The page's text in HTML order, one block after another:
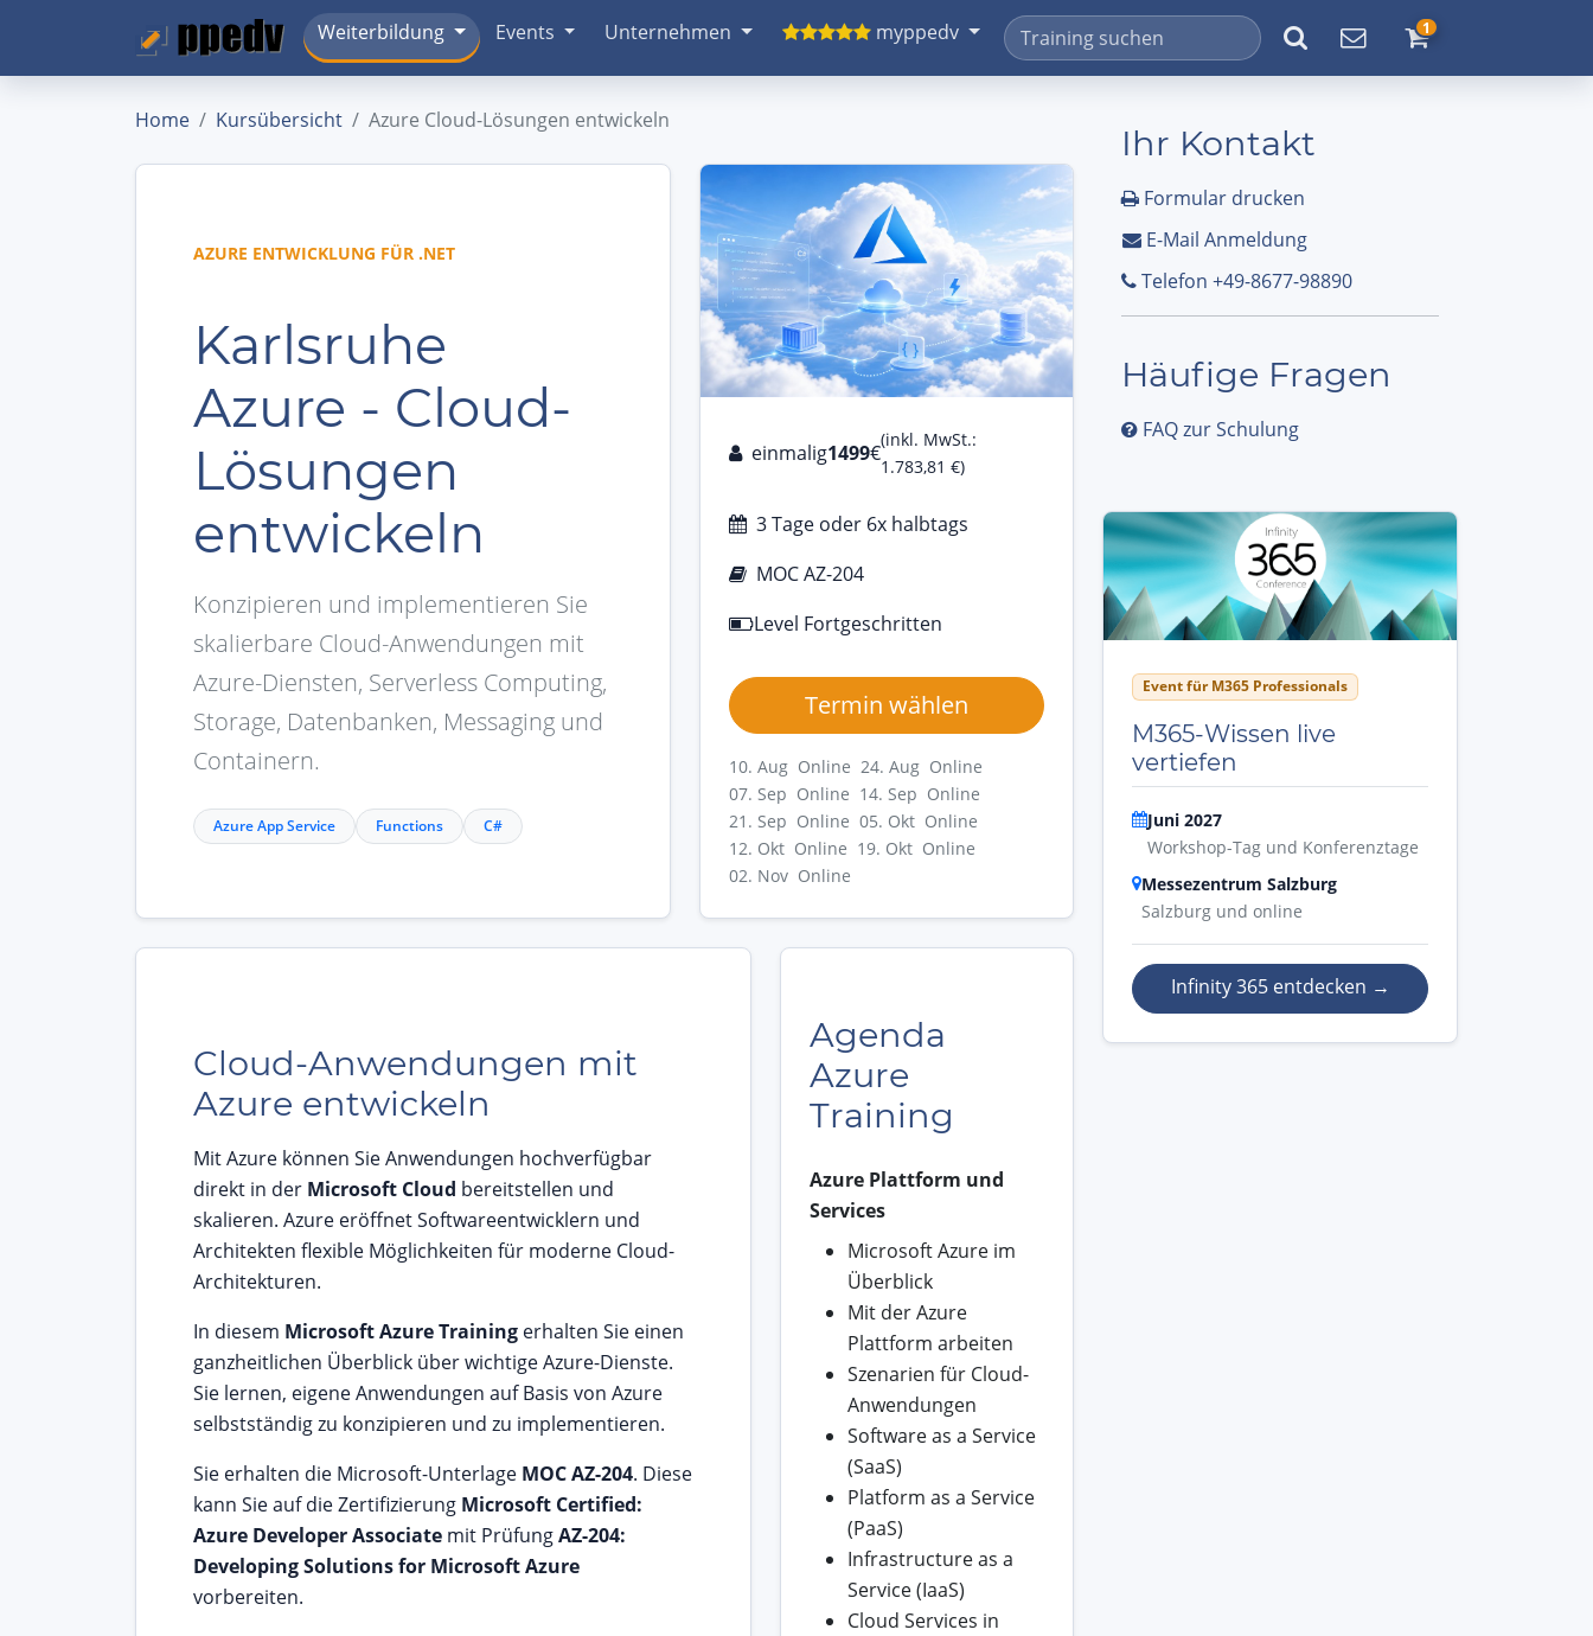
Weiterbildung Events Unternehmen myppedv 1
Home Kursübersicht Azure Cloud-Lösungen entwickeln
AZURE ENTWICKLUNG FÜR .NET
Karlsruhe
Azure - Cloud-
Lösungen
entwickeln
Konzipieren und implementieren Sie
skalierbare Cloud-Anwendungen mit
Azure-Diensten, Serverless Computing,
Storage, Datenbanken, Messaging und
Containern.
Azure App Service Functions C#
einmalig1499€
(inkl. MwSt.:
1.783,81 €)
3 Tage oder 6x halbtags
MOC AZ-204
Level Fortgeschritten
Termin wählen
10. Aug Online 24. Aug Online
07. Sep Online 14. Sep Online
21. Sep Online 05. Okt Online
12. Okt Online 19. Okt Online
02. Nov Online
Cloud-Anwendungen mit
Azure entwickeln
Mit Azure können Sie Anwendungen hochverfügbar
direkt in der Microsoft Cloud bereitstellen und
skalieren. Azure eröffnet Softwareentwicklern und
Architekten flexible Möglichkeiten für moderne Cloud-
Architekturen.
In diesem Microsoft Azure Training erhalten Sie einen
ganzheitlichen Überblick über wichtige Azure-Dienste.
Sie lernen, eigene Anwendungen auf Basis von Azure
selbstständig zu konzipieren und zu implementieren.
Sie erhalten die Microsoft-Unterlage MOC AZ-204. Diese
kann Sie auf die Zertifizierung Microsoft Certified:
Azure Developer Associate mit PrüfungAZ-204:
Developing Solutions for Microsoft Azure
vorbereiten.
Agenda
Azure
Training
Azure Plattform und
Services
Microsoft Azure im
Überblick
Mit der Azure
Plattform arbeiten
Szenarien für Cloud-
Anwendungen
Software as a Service
(SaaS)
Platform as a Service
(PaaS)
Infrastructure as a
Service (IaaS)
Cloud Services in
Ihr Kontakt
Formular drucken
E-Mail Anmeldung
Telefon +49-8677-98890
Häufige Fragen
FAQ zur Schulung
Event für M365 Professionals
M365-Wissen live
vertiefen
Juni 2027
Workshop-Tag und Konferenztage
Messezentrum Salzburg
Salzburg und online
Infinity 365 entdecken →